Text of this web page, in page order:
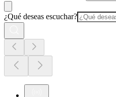
¿Qué deseas escuchar?